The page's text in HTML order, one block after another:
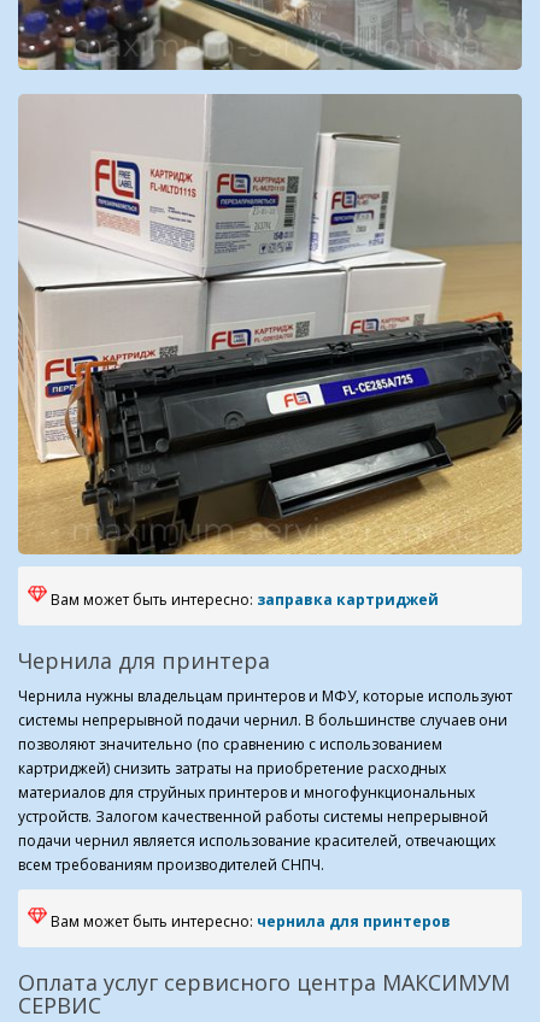
Вам может быть интересно: заправка картриджей
Чернила для принтера
Чернила нужны владельцам принтеров и МФУ, которые используют
системы непрерывной подачи чернил. В большинстве случаев они
позволяют значительно (по сравнению с использованием
картриджей) снизить затраты на приобретение расходных
материалов для струйных принтеров и многофункциональных
устройств. Залогом качественной работы системы непрерывной
подачи чернил является использование красителей, отвечающих
всем требованиям производителей СНПЧ.
Вам может быть интересно: чернила для принтеров
Оплата услуг сервисного центра МАКСИМУМ
СЕРВИС